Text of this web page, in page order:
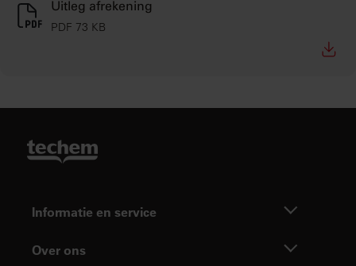
Uitleg afrekening
PDF 73 KB
Informatie en service
Over ons